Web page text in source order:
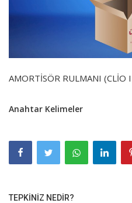
AMORTİSÖR RULMANI
Anahtar Kelimeler
TEPKINIZ NEDIR?